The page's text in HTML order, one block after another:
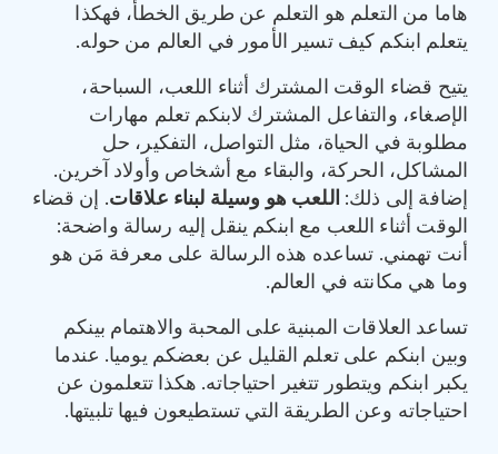
هاما من التعلم هو التعلم عن طريق الخطأ، فهكذا
يتعلم ابنكم كيف تسير الأمور في العالم من حوله.
يتيح قضاء الوقت المشترك أثناء اللعب، السباحة،
الإصغاء، والتفاعل المشترك لابنكم تعلم مهارات
مطلوبة في الحياة، مثل التواصل، التفكير، حل
المشاكل، الحركة، والبقاء مع أشخاص وأولاد آخرين.
إضافة إلى ذلك: اللعب هو وسيلة لبناء علاقات. إن قضاء
الوقت أثناء اللعب مع ابنكم ينقل إليه رسالة واضحة:
أنت تهمني. تساعده هذه الرسالة على معرفة مَن هو
وما هي مكانته في العالم.
تساعد العلاقات المبنية على المحبة والاهتمام بينكم
وبين ابنكم على تعلم القليل عن بعضكم يوميا. عندما
يكبر ابنكم ويتطور تتغير احتياجاته. هكذا تتعلمون عن
احتياجاته وعن الطريقة التي تستطيعون فيها تلبيتها.